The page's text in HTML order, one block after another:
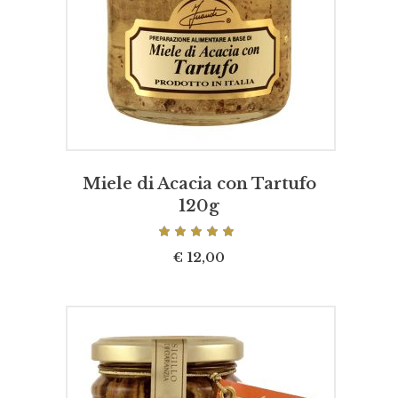
AGGIUNGI AL CARRELLO
Miele di Acacia con Tartufo
120g
su 5
€ 12,00